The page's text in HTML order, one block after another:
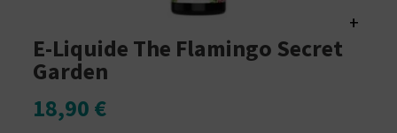
+
E-Liquide The Flamingo Secret
Garden
18,90 €